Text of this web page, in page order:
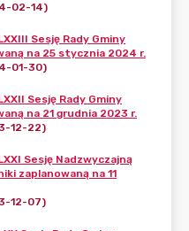
02-14)
Sesję Rady Gminy
na 25 stycznia 2024 r.
01-30)
Sesję Rady Gminy
na 21 grudnia 2023 r.
12-22)
Sesję Nadzwyczajną
zaplanowaną na 11
12-07)